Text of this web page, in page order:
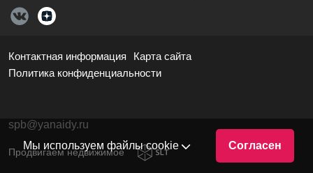
Мы используем файлы cookie Согласен
Контактная информация
Карта сайта
Политика конфиденциальности
spb@yanaidy.ru
Продвигаем недвижимое